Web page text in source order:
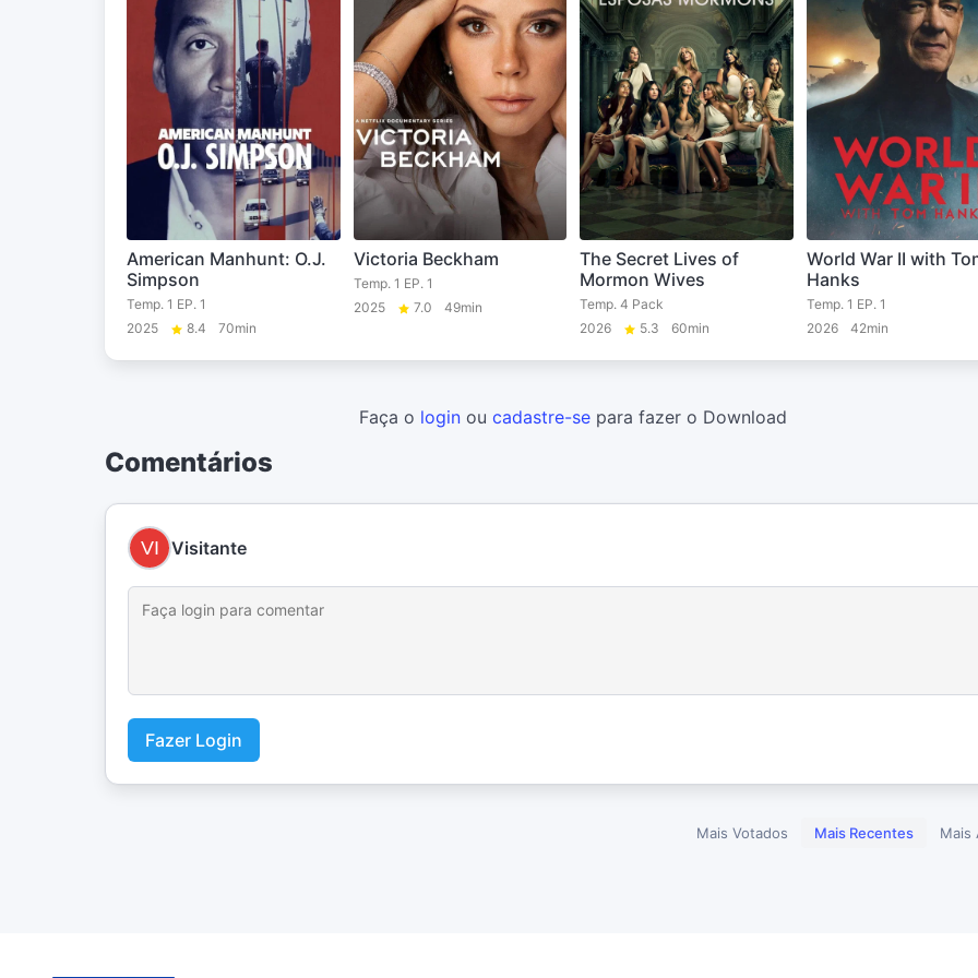
American Manhunt: O.J.
Simpson
Temp. 1 EP. 1
2025
8.4 70min
Victoria Beckham
Temp. 1 EP. 1
2025
7.0 49min
The Secret Lives of
Mormon Wives
Temp. 4 Pack
2026
5.3 60min
World War II with
Hanks
Temp. 1 EP. 1
2026
42min
Faça o login ou cadastre-se para fazer o Download
Comentários
Visitante
Fazer Login
Mais Votados Mais Recentes Mais